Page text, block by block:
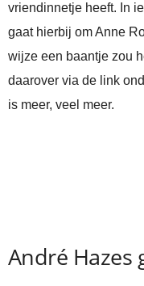
vriendinnetje heeft. In
gaat hierbij om Anne
wijze een baantje zou
daarover via de link
is meer, veel meer.
André Hazes